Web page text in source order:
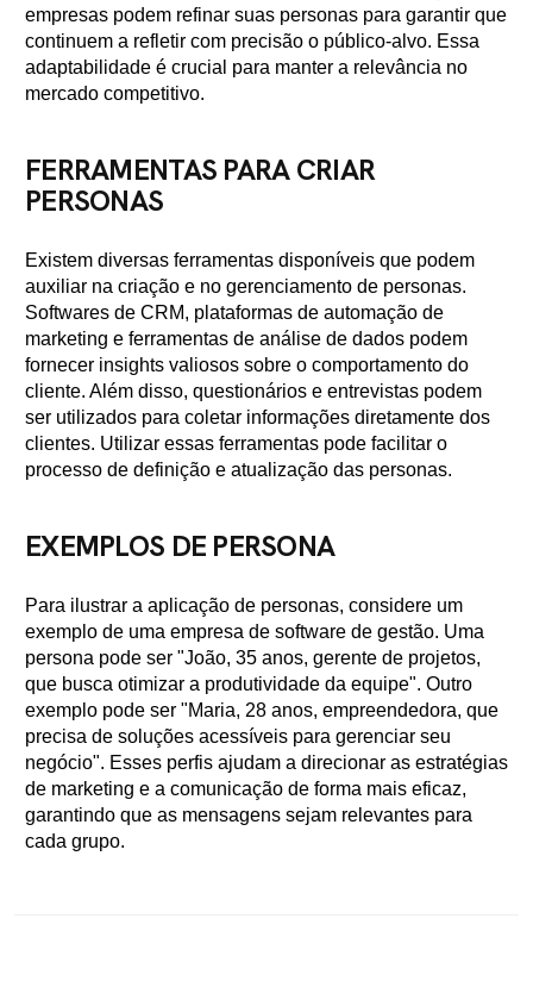
empresas podem refinar suas personas para garantir que
continuem a refletir com precisão o público-alvo. Essa
adaptabilidade é crucial para manter a relevância no
mercado competitivo.
FERRAMENTAS PARA CRIAR
PERSONAS
Existem diversas ferramentas disponíveis que podem
auxiliar na criação e no gerenciamento de personas.
Softwares de CRM, plataformas de automação de
marketing e ferramentas de análise de dados podem
fornecer insights valiosos sobre o comportamento do
cliente. Além disso, questionários e entrevistas podem
ser utilizados para coletar informações diretamente dos
clientes. Utilizar essas ferramentas pode facilitar o
processo de definição e atualização das personas.
EXEMPLOS DE PERSONA
Para ilustrar a aplicação de personas, considere um
exemplo de uma empresa de software de gestão. Uma
persona pode ser "João, 35 anos, gerente de projetos,
que busca otimizar a produtividade da equipe". Outro
exemplo pode ser "Maria, 28 anos, empreendedora, que
precisa de soluções acessíveis para gerenciar seu
negócio". Esses perfis ajudam a direcionar as estratégias
de marketing e a comunicação de forma mais eficaz,
garantindo que as mensagens sejam relevantes para
cada grupo.